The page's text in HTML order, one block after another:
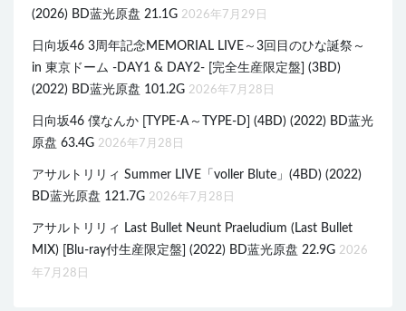
(2026) BD蓝光原盘 21.1G 2026年7月29日
日向坂46 3周年記念MEMORIAL LIVE～3回目のひな誕祭～
in 東京ドーム -DAY1 & DAY2- [完全生産限定盤] (3BD)
(2022) BD蓝光原盘 101.2G 2026年7月28日
日向坂46 僕なんか [TYPE-A～TYPE-D] (4BD) (2022) BD蓝光
原盘 63.4G 2026年7月28日
アサルトリリィ Summer LIVE「voller Blute」(4BD) (2022)
BD蓝光原盘 121.7G 2026年7月28日
アサルトリリィ Last Bullet Neunt Praeludium (Last Bullet
MIX) [Blu-ray付生産限定盤] (2022) BD蓝光原盘 22.9G 2026
年7月28日